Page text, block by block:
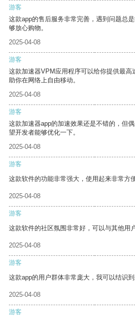
游客
这款app的售后服务非常完善，遇到问题总
够放心购物。
2025-04-08
游客
这款加速器VPM应用程序可以给你提供最高
助你在网络上自由移动。
2025-04-08
游客
这款加速器app的加速效果还是不错的，但
望开发者能够优化一下。
2025-04-08
游客
这款软件的功能非常强大，使用起来非常方便
2025-04-08
游客
这款软件的社区氛围非常好，可以与其他用
2025-04-08
游客
这款app的用户群体非常庞大，我可以结识到
2025-04-08
游客